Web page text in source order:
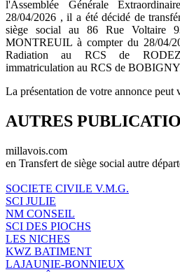
l'Assemblée Générale
28/04/2026 , il a été décidé de
siège social au 86 Rue Voltaire
MONTREUIL à compter du 28/04/
Radiation au RCS de
immatriculation au RCS de
La présentation de votre annonce
AUTRES
millavois.com
en Transfert de siège social autre
SOCIETE CIVILE V.M.G.
SCI JULIE
NM CONSEIL
SCI DES PIOCHS
LES NICHES
KWZ BATIMENT
LAJAUNIE-BONNIEUX